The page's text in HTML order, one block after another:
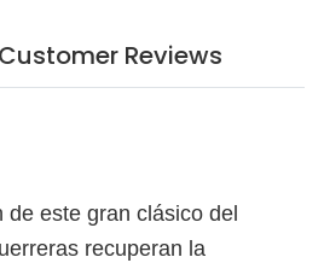
Customer Reviews
de este gran clásico del
recuperan la